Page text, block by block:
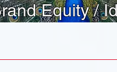
Equity /